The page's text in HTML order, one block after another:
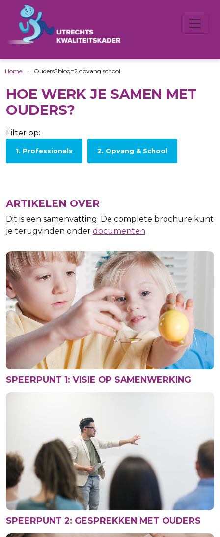
Home › Ouders?blog=2 opvang school
HOE WERK JE SAMEN MET
OUDERS?
Filter op:
1. Professionals 2. Opvang & School
ARTIKELEN OVER
Dit is een samenvatting. De complete brochure kunt
je terugvinden onder documenten.
SPEERPUNT 1: VISIE OP SAMENWERKING
SPEERPUNT 2: GESPREKKEN MET OUDERS